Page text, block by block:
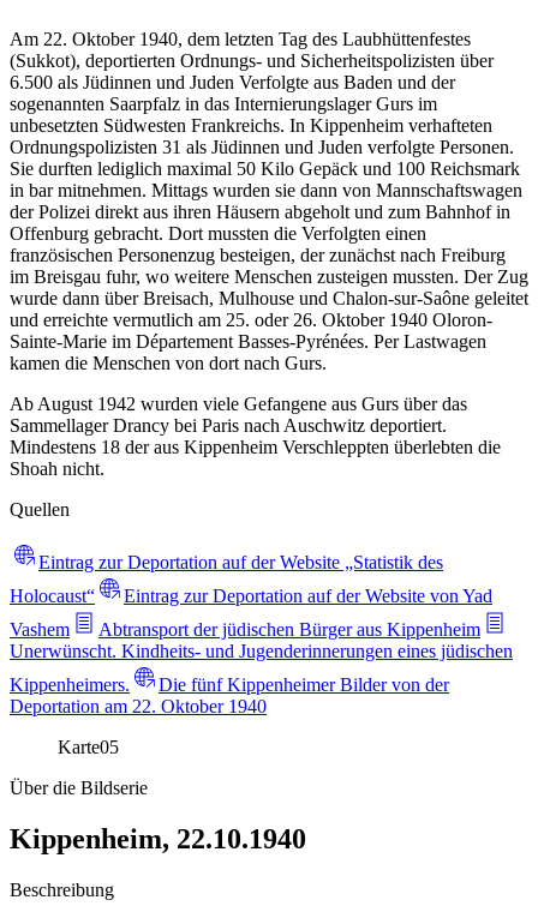
Am 22. Oktober 1940, dem letzten Tag des Laubhüttenfestes
(Sukkot), deportierten Ordnungs- und Sicherheitspolizisten über
6.500 als Jüdinnen und Juden Verfolgte aus Baden und der
sogenannten Saarpfalz in das Internierungslager Gurs im
unbesetzten Südwesten Frankreichs. In Kippenheim verhafteten
Ordnungspolizisten 31 als Jüdinnen und Juden verfolgte Personen.
Sie durften lediglich maximal 50 Kilo Gepäck und 100 Reichsmark
in bar mitnehmen. Mittags wurden sie dann von Mannschaftswagen
der Polizei direkt aus ihren Häusern abgeholt und zum Bahnhof in
Offenburg gebracht. Dort mussten die Verfolgten einen
französischen Personenzug besteigen, der zunächst nach Freiburg
im Breisgau fuhr, wo weitere Menschen zusteigen mussten. Der Zug
wurde dann über Breisach, Mulhouse und Chalon-sur-Saône geleitet
und erreichte vermutlich am 25. oder 26. Oktober 1940 Oloron-
Sainte-Marie im Département Basses-Pyrénées. Per Lastwagen
kamen die Menschen von dort nach Gurs.
Ab August 1942 wurden viele Gefangene aus Gurs über das
Sammellager Drancy bei Paris nach Auschwitz deportiert.
Mindestens 18 der aus Kippenheim Verschleppten überlebten die
Shoah nicht.
Quellen
Eintrag zur Deportation auf der Website „Statistik des
Holocaust“
Eintrag zur Deportation auf der Website von Yad
Vashem
Abtransport der jüdischen Bürger aus Kippenheim
Unerwünscht. Kindheits- und Jugenderinnerungen eines jüdischen
Kippenheimers.
Die fünf Kippenheimer Bilder von der
Deportation am 22. Oktober 1940
Karte05
Über die Bildserie
Kippenheim, 22.10.1940
Beschreibung